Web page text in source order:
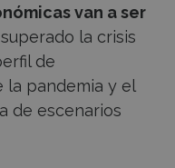
van a ser
la crisis
de
la pandemia y el
de escenarios